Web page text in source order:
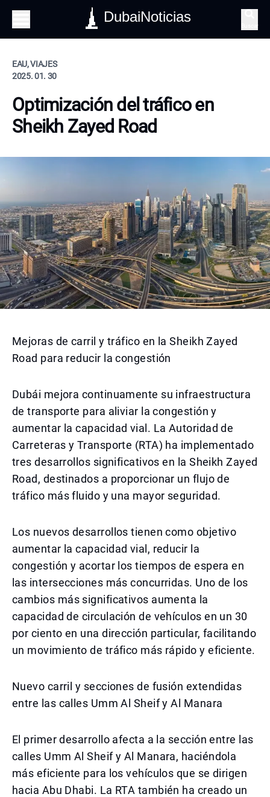
DubaiNoticias
EAU, VIAJES
2025. 01. 30
Optimización del tráfico en
Sheikh Zayed Road
Mejoras de carril y tráfico en la Sheikh Zayed
Road para reducir la congestión
Dubái mejora continuamente su infraestructura
de transporte para aliviar la congestión y
aumentar la capacidad vial. La Autoridad de
Carreteras y Transporte (RTA) ha implementado
tres desarrollos significativos en la Sheikh Zayed
Road, destinados a proporcionar un flujo de
tráfico más fluido y una mayor seguridad.
Los nuevos desarrollos tienen como objetivo
aumentar la capacidad vial, reducir la
congestión y acortar los tiempos de espera en
las intersecciones más concurridas. Uno de los
cambios más significativos aumenta la
capacidad de circulación de vehículos en un 30
por ciento en una dirección particular, facilitando
un movimiento de tráfico más rápido y eficiente.
Nuevo carril y secciones de fusión extendidas
entre las calles Umm Al Sheif y Al Manara
El primer desarrollo afecta a la sección entre las
calles Umm Al Sheif y Al Manara, haciéndola
más eficiente para los vehículos que se dirigen
hacia Abu Dhabi. La RTA también ha creado un